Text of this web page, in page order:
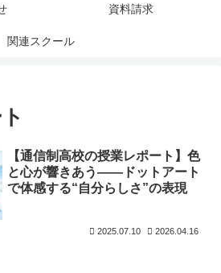
資料請求
関連スクール
【通信制高校の授業レポート】色
と心が響きあう――ドットアート
で体感する“自分らしさ”の表現
2025.07.10 2026.04.16